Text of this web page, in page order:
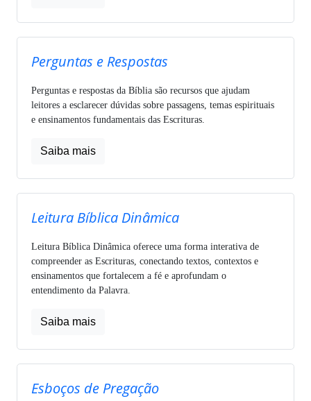
Perguntas e Respostas
Perguntas e respostas da Bíblia são recursos que ajudam
leitores a esclarecer dúvidas sobre passagens, temas espirituais
e ensinamentos fundamentais das Escrituras.
Saiba mais
Leitura Bíblica Dinâmica
Leitura Bíblica Dinâmica oferece uma forma interativa de
compreender as Escrituras, conectando textos, contextos e
ensinamentos que fortalecem a fé e aprofundam o
entendimento da Palavra.
Saiba mais
Esboços de Pregação